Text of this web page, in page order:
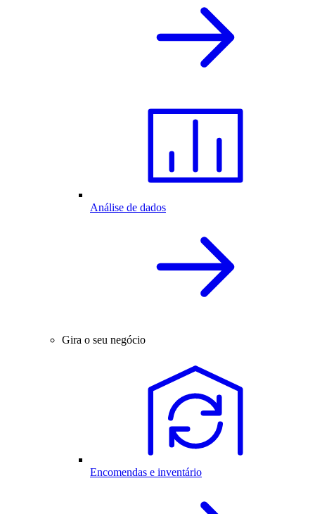
Análise de dados
Gira o seu negócio
Encomendas e inventário